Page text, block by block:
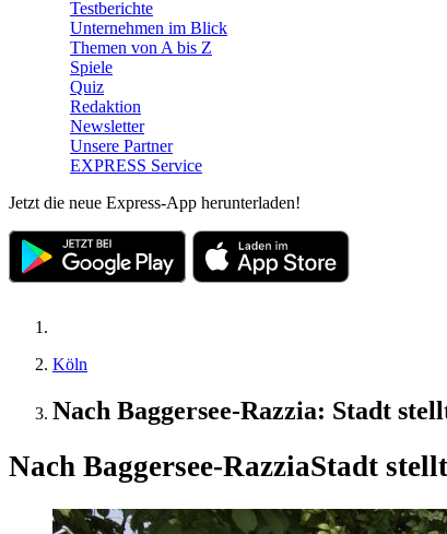
Testberichte
Unternehmen im Blick
Themen von A bis Z
Spiele
Quiz
Redaktion
Newsletter
Unsere Partner
EXPRESS Service
Jetzt die neue Express-App herunterladen!
Köln
Nach Baggersee-Razzia: Stadt
Nach Baggersee-RazziaStadt